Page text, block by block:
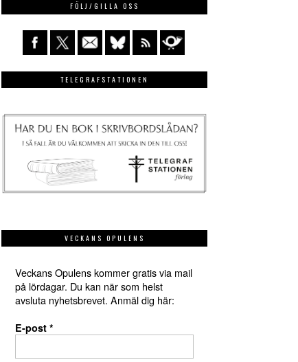
FÖLJ/GILLA OSS
TELEGRAFSTATIONEN
VECKANS OPULENS
Veckans Opulens kommer gratis via mail
på lördagar. Du kan när som helst
avsluta nyhetsbrevet. Anmäl dig här:
E-post *